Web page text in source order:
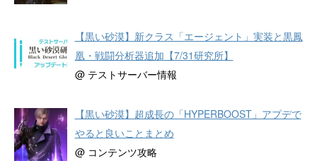
【黒い砂漠】新クラス「エージェント」実装と黒鳳
凰・戦闘分析器追加【7/31研究所】
@ テストサーバー情報
【黒い砂漠】超成長の「HYPERBOOST」アプデで
やると良いことまとめ
@ コンテンツ攻略